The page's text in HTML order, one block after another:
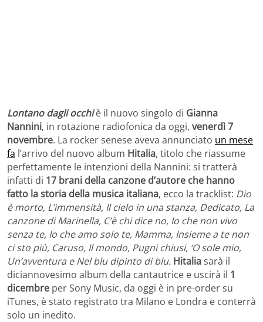
Lontano dagli occhiè il nuovo singolo di Gianna
Nannini, in rotazione radiofonica da oggi, venerdì 7
novembre. La rocker senese aveva annunciato un mese
fa l’arrivo del nuovo album Hitalia, titolo che riassume
perfettamente le intenzioni della Nannini: si tratterà
infatti di 17 brani della canzone d’autore che hanno
fatto la storia della musica italiana, ecco la tracklist: Dio
è morto, L’immensità, Il cielo in una stanza, Dedicato, La
canzone di Marinella, C’è chi dice no, Io che non vivo
senza te, Io che amo solo te, Mamma, Insieme a te non
ci sto più, Caruso, Il mondo, Pugni chiusi, ‘O sole mio,
Un’avventura e Nel blu dipinto di blu. Hitaliasarà il
diciannovesimo album della cantautrice e uscirà il 1
dicembre per Sony Music, da oggi è in pre-order su
iTunes, è stato registrato tra Milano e Londra e conterrà
solo un inedito.